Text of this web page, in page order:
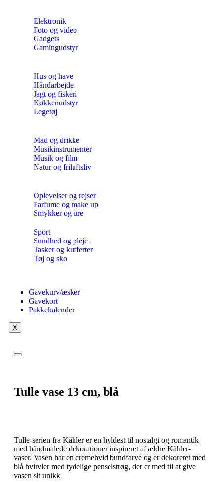
Elektronik
Foto og video
Gadgets
Gamingudstyr
Hus og have
Håndarbejde
Jagt og fiskeri
Køkkenudstyr
Legetøj
Mad og drikke
Musikinstrumenter
Musik og film
Natur og friluftsliv
Oplevelser og rejser
Parfume og make up
Smykker og ure
Sport
Sundhed og pleje
Tasker og kufferter
Tøj og sko
Gavekurv/æsker
Gavekort
Pakkekalender
X
Tulle vase 13 cm, blå
Tulle-serien fra Kähler er en hyldest til nostalgi og romantik
med håndmalede dekorationer inspireret af ældre Kähler-
vaser. Vasen har en cremehvid bundfarve og er dekoreret med
blå hvirvler med tydelige penselstrøg, der er med til at give
vasen sit unikk